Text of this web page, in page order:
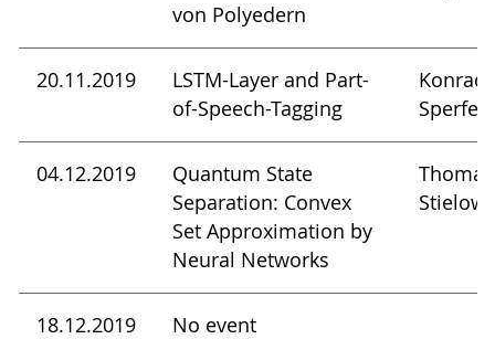
von Polyedern
20.11.2019
LSTM-Layer and Part-
of-Speech-Tagging
Konrad
Sperfeld
04.12.2019
Quantum State
Separation: Convex
Set Approximation by
Neural Networks
Thomas
Stielow
18.12.2019 No event